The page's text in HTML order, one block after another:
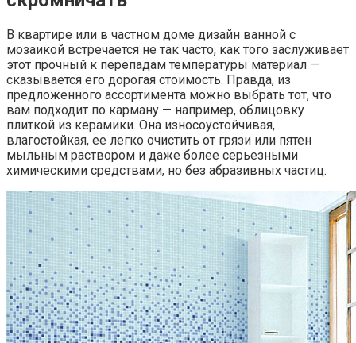
В квартире или в частном доме дизайн ванной с
мозаикой встречается не так часто, как того заслуживает
этот прочный к перепадам температуры материал —
сказывается его дорогая стоимость. Правда, из
предложенного ассортимента можно выбрать тот, что
вам подходит по карману — например, облицовку
плиткой из керамики. Она износоустойчивая,
влагостойкая, ее легко очистить от грязи или пятен
мыльным раствором и даже более серьезными
химическими средствами, но без абразивных частиц.